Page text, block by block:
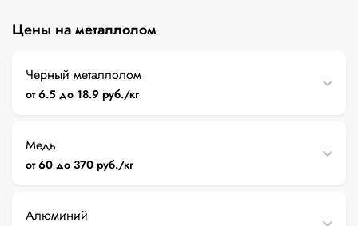
Цены на металлолом
Черный металлолом
от 6.5 до 18.9 руб./кг
Медь
от 60 до 370 руб./кг
Алюминий